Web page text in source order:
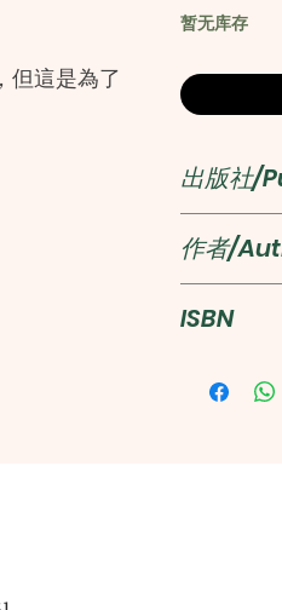
但這是為了
諸葛亮、
上。對喜
折，引人
暂无库存
出版社/
商務印
作者/
ISBN